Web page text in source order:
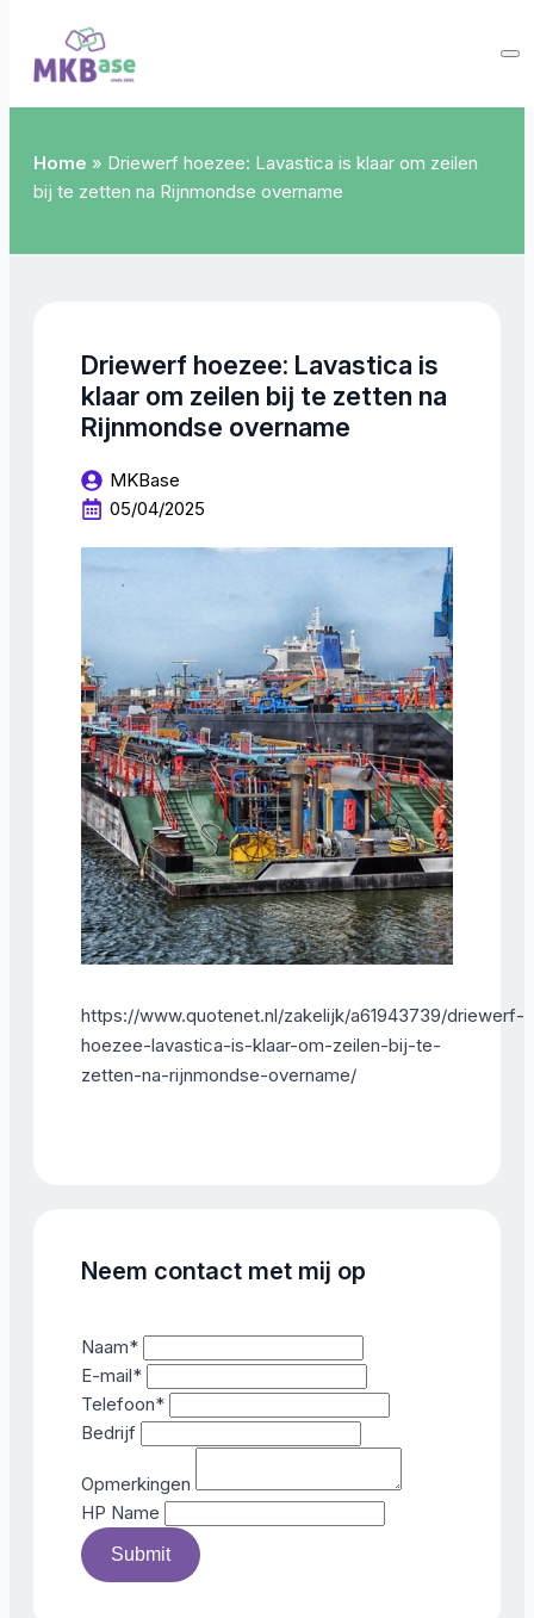
Home » Driewerf hoezee: Lavastica is klaar om zeilen
bij te zetten na Rijnmondse overname
Driewerf hoezee: Lavastica is
klaar om zeilen bij te zetten na
Rijnmondse overname
MKBase
05/04/2025
https://www.quotenet.nl/zakelijk/a61943739/driewerf-
hoezee-lavastica-is-klaar-om-zeilen-bij-te-
zetten-na-rijnmondse-overname/
Neem contact met mij op
Naam*
E-mail*
Telefoon*
Bedrijf
Opmerkingen
HP Name
Submit